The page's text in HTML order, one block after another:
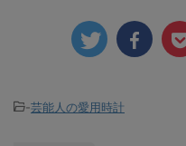
-芸能人の愛用時計